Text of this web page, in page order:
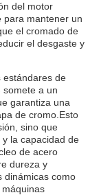
del motor
para mantener un
el cromado de
el desgaste y
estándares de
somete a un
garantiza una
de cromo.Esto
sino que
la capacidad de
de acero
dureza y
dinámicas como